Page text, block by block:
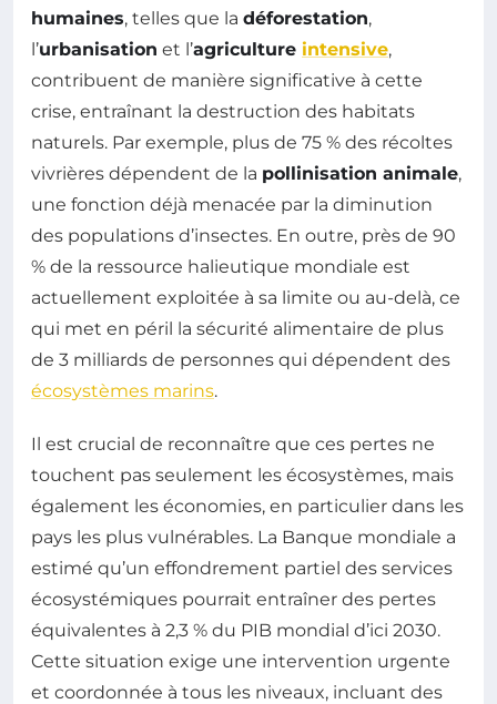
humaines, telles que la déforestation,
l’urbanisation et l’agriculture intensive,
contribuent de manière significative à cette
crise, entraînant la destruction des habitats
naturels. Par exemple, plus de 75 % des récoltes
vivrières dépendent de la pollinisation animale,
une fonction déjà menacée par la diminution
des populations d’insectes. En outre, près de 90
% de la ressource halieutique mondiale est
actuellement exploitée à sa limite ou au-delà, ce
qui met en péril la sécurité alimentaire de plus
de 3 milliards de personnes qui dépendent des
écosystèmes marins.
Il est crucial de reconnaître que ces pertes ne
touchent pas seulement les écosystèmes, mais
également les économies, en particulier dans les
pays les plus vulnérables. La Banque mondiale a
estimé qu’un effondrement partiel des services
écosystémiques pourrait entraîner des pertes
équivalentes à 2,3 % du PIB mondial d’ici 2030.
Cette situation exige une intervention urgente
et coordonnée à tous les niveaux, incluant des